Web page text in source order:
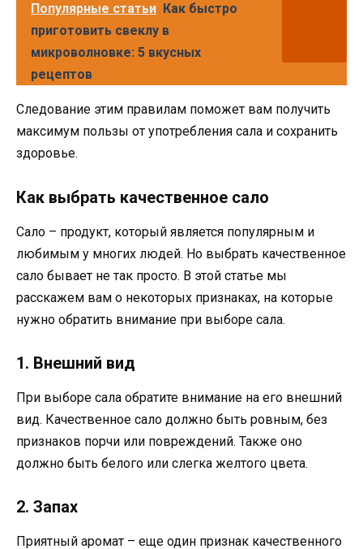
Популярные статьи Как быстро
приготовить свеклу в
микроволновке: 5 вкусных
рецептов
Следование этим правилам поможет вам получить
максимум пользы от употребления сала и сохранить
здоровье.
Как выбрать качественное сало
Сало – продукт, который является популярным и
любимым у многих людей. Но выбрать качественное
сало бывает не так просто. В этой статье мы
расскажем вам о некоторых признаках, на которые
нужно обратить внимание при выборе сала.
1. Внешний вид
При выборе сала обратите внимание на его внешний
вид. Качественное сало должно быть ровным, без
признаков порчи или повреждений. Также оно
должно быть белого или слегка желтого цвета.
2. Запах
Приятный аромат – еще один признак качественного